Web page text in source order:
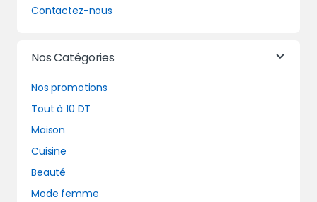
Contactez-nous
Nos Catégories
Nos promotions
Tout à 10 DT
Maison
Cuisine
Beauté
Mode femme